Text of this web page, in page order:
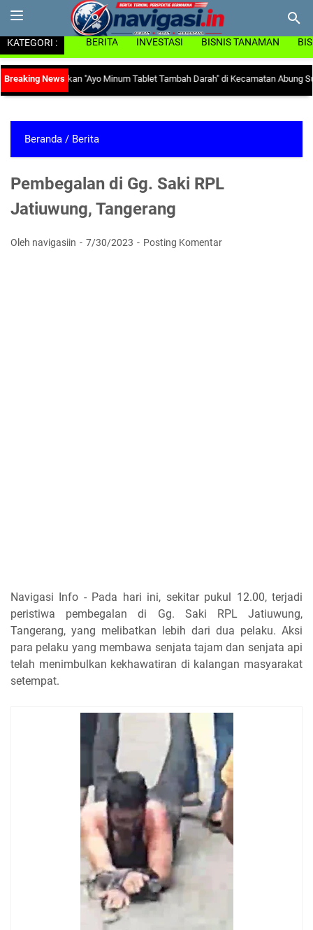
KATEGORI : BERITA INVESTASI BISNIS TANAMAN
Gerakan "Ayo Minum Tablet Tambah Darah" di Kecamatan Abung
Beranda / Berita
Pembegalan di Gg. Saki RPL
Jatiuwung, Tangerang
Oleh navigasiin 7/30/2023 Posting Komentar
Navigasi Info - Pada hari ini, sekitar pukul 12.00, terjadi
peristiwa pembegalan di Gg. Saki RPL Jatiuwung,
Tangerang, yang melibatkan lebih dari dua pelaku. Aksi
para pelaku yang membawa senjata tajam dan senjata api
telah menimbulkan kekhawatiran di kalangan masyarakat
setempat.